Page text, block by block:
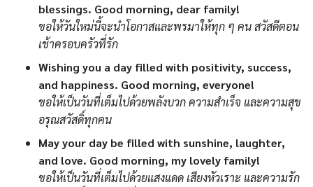
blessings. Good morning, dear family!
ขอให้วันใหม่นี้จะนำโอกาสและพรมาให้ทุก ๆ คน สวัสดีตอน
เช้าครอบครัวที่รัก
Wishing you a day filled with positivity, success,
and happiness. Good morning, everyone!
ขอให้เป็นวันที่เต็มไปด้วยพลังบวก ความสำเร็จ และความสุข
อรุณสวัสดิ์ทุกคน
May your day be filled with sunshine, laughter,
and love. Good morning, my lovely family!
ขอให้เป็นวันที่เต็มไปด้วยแสงแดด เสียงหัวเราะ และความรัก